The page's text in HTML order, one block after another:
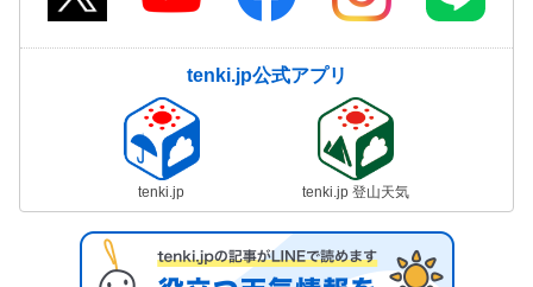
tenki.jp公式アプリ
tenki.jp tenki.jp 登山天気